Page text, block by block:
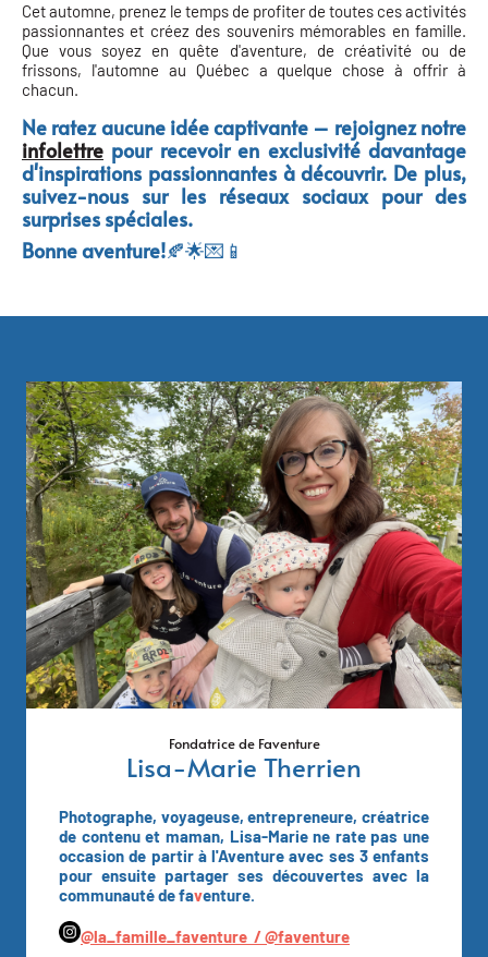
Cet automne, prenez le temps de profiter de toutes ces activités
passionnantes et créez des souvenirs mémorables en famille.
Que vous soyez en quête d'aventure, de créativité ou de
frissons, l'automne au Québec a quelque chose à offrir à
chacun.
Ne ratez aucune idée captivante – rejoignez notre
infolettre pour recevoir en exclusivité davantage
d'inspirations passionnantes à découvrir. De plus,
suivez-nous sur les réseaux sociaux pour des
surprises spéciales.
Bonne aventure!🍂🌟💌📱
Fondatrice de Faventure
Lisa-Marie Therrien
Photographe, voyageuse, entrepreneure, créatrice
de contenu et maman, Lisa-Marie ne rate pas une
occasion de partir à l'Aventure avec ses 3 enfants
pour ensuite partager ses découvertes avec la
communauté de faventure.
@la_famille_faventure /@faventure